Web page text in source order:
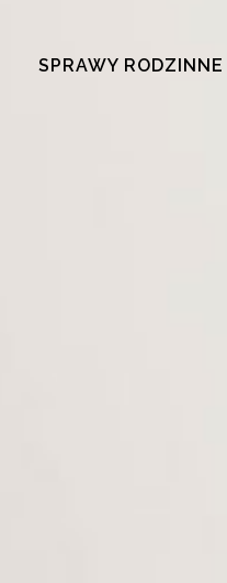
SPRAWY RODZINNE